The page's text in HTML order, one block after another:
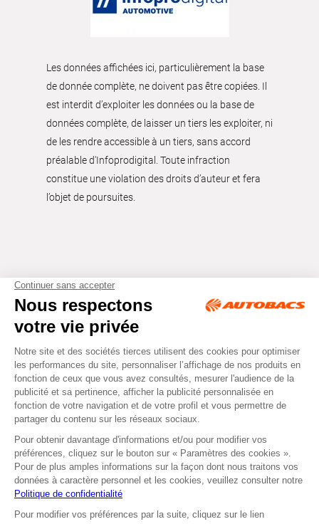
Les données affichées ici, particulièrement la base
de donnée complète, ne doivent pas être copiées. Il
est interdit d’exploiter les données ou la base de
données complète, de laisser un tiers les exploiter, ni
de les rendre accessible à un tiers, sans accord
préalable d'Infoprodigital. Toute infraction
constitue une violation des droits d’auteur et fera
l’objet de poursuites.
Tous droits réservés © Autobacs
Mentions légales RGPD
Cookies CGV
Facebook Instagram